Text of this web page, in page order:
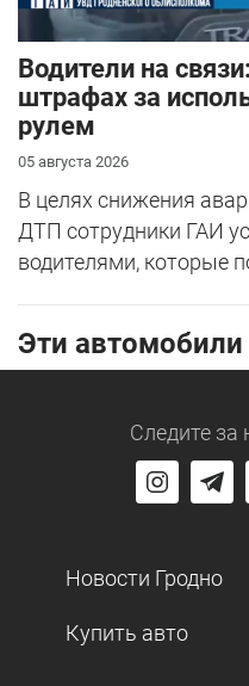
Водители на
штрафах за
рулем
05 августа 2026
В целях снижения
ДТП сотрудники ГАИ
водителями, которые
Эти
Следите за
Новости Гродно
Купить авто